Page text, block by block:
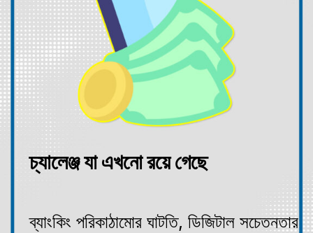
চ্যালেঞ্জ যা এখনো রয়ে গেছে
ব্যাংকিং পরিকাঠামোর ঘাটতি, ডিজিটাল সচেতনতার